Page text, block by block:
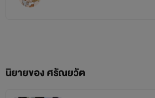
นิยายของ ศรัณยวัต